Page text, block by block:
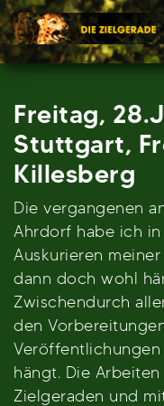
Skip
to
content
Freitag,
Stuttgart,
Killesberg
Die vergangenen
Ahrdorf habe ich
Auskurieren
dann doch wohl
Zwischendurch
den
Veröffentlichungen
hängt. Die
Zielgeraden und